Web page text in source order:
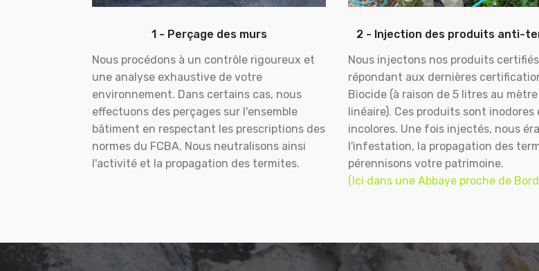
1 - Perçage des murs
Nous procédons à un contrôle rigoureux et
une analyse exhaustive de votre
environnement. Dans certains cas, nous
effectuons des perçages sur l'ensemble
bâtiment en respectant les prescriptions des
normes du FCBA. Nous neutralisons ainsi
l'activité et la propagation des termites.
2 - Injection des produits anti-
Nous injectons nos produits
répondant aux dernières
Biocide (à raison de 5 litres au mètre
linéaire). Ces produits sont inodores
incolores. Une fois injectés, nous
l'infestation, la propagation des
pérennisons votre patrimoine.
(Ici dans une Abbaye proche de